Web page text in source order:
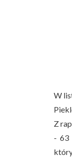
W
Z
- 63